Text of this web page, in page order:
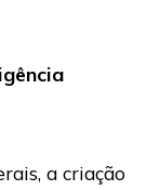
a criação